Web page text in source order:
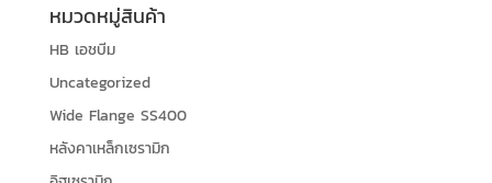
หมวดหมู่สินค้า
HB เอชบีม
Uncategorized
Wide Flange SS400
หลังคาเหล็กเซรามิก